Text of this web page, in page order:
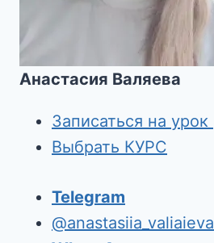
Анастасия Валяева
Записаться на урок
Выбрать КУРС
Telegram
@anastasiia_valiaieva